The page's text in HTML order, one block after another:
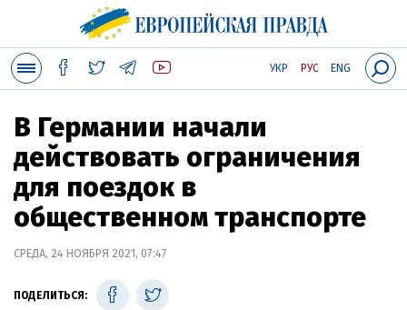
УКР РУС ENG
В Германии начали
действовать ограничения
для поездок в
общественном транспорте
СРЕДА, 24 НОЯБРЯ 2021, 07:47
ПОДЕЛИТЬСЯ: